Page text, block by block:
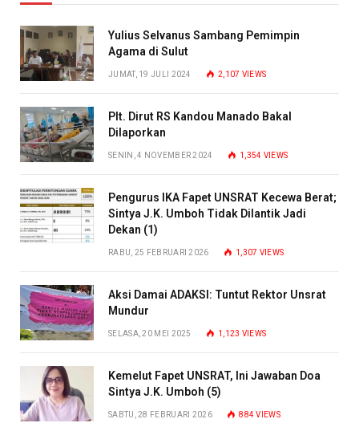
Yulius Selvanus Sambang Pemimpin
Agama di Sulut
JUMAT, 19 JULI 2024 2,107 VIEWS
Plt. Dirut RS Kandou Manado Bakal
Dilaporkan
SENIN, 4 NOVEMBER 2024 1,354 VIEWS
Pengurus IKA Fapet UNSRAT Kecewa Berat;
Sintya J.K. Umboh Tidak Dilantik Jadi
Dekan (1)
RABU, 25 FEBRUARI 2026 1,307 VIEWS
Aksi Damai ADAKSI: Tuntut Rektor Unsrat
Mundur
SELASA, 20 MEI 2025 1,123 VIEWS
Kemelut Fapet UNSRAT, Ini Jawaban Doa
Sintya J.K. Umboh (5)
SABTU, 28 FEBRUARI 2026 884VIEWS